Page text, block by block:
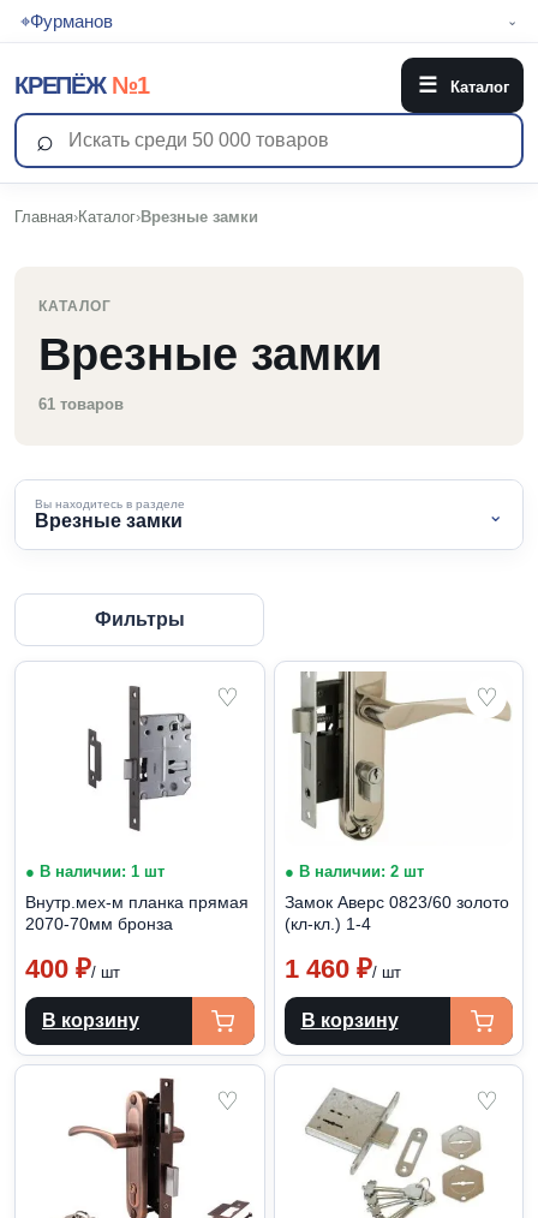
⌖Фурманов ⌄
КРЕПЁЖ №1 ☰ Каталог
⌕
Главная›Каталог›Врезные замки
КАТАЛОГ
Врезные замки
61 товаров
Вы находитесь в разделе
Врезные замки ⌄
Фильтры
♡
● В наличии: 1 шт
Внутр.мех-м планка прямая
2070-70мм бронза
400 ₽/ шт
В корзину
♡
● В наличии: 2 шт
Замок Аверс 0823/60 золото
(кл-кл.) 1-4
1 460 ₽/ шт
В корзину
♡ ♡